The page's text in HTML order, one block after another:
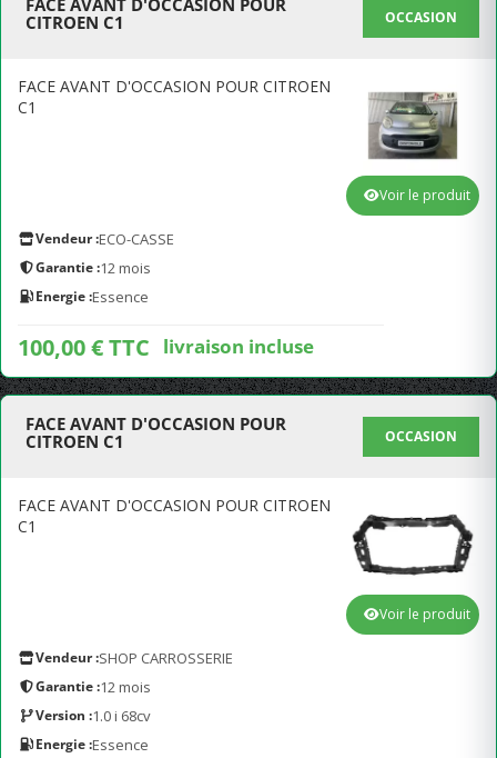
FACE AVANT D'OCCASION POUR
CITROEN C1
OCCASION
FACE AVANT D'OCCASION POUR CITROEN
C1
Vendeur :ECO-CASSE
Garantie :12 mois
Energie :Essence
100,00 € TTC livraison incluse
Voir le produit
FACE AVANT D'OCCASION POUR
CITROEN C1
OCCASION
FACE AVANT D'OCCASION POUR CITROEN
C1
Vendeur :SHOP CARROSSERIE
Garantie :12 mois
Version :1.0 i 68cv
Energie :Essence
Voir le produit